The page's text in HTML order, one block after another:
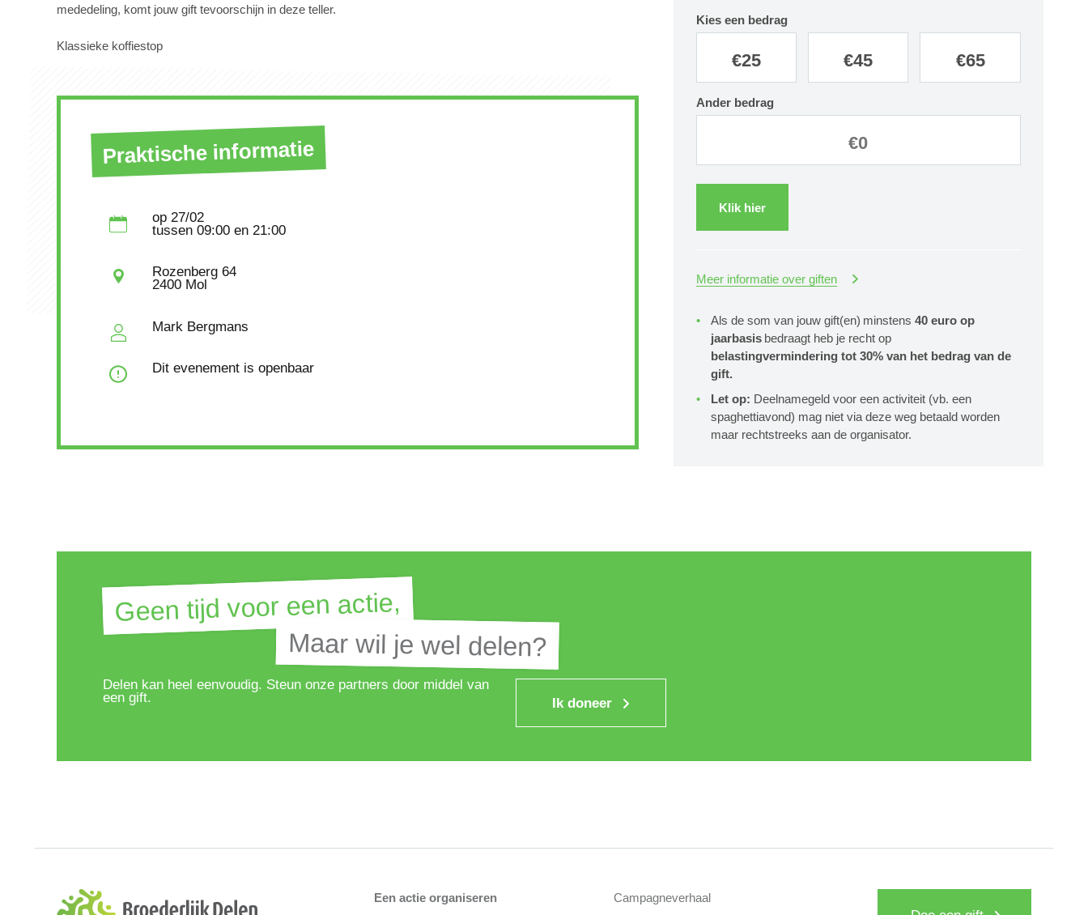
mededeling, komt jouw gift tevoorschijn in deze teller.
Klassieke koffiestop
Praktische informatie
op 27/02
tussen 09:00en 21:00
Rozenberg 64
2400 Mol
Mark Bergmans
Dit evenement is openbaar
Kies een bedrag
€25 €45 €65
Ander bedrag
Klik hier
Meer informatie over giften
Als de som van jouw gift(en) minstens40 euro op
jaarbasis bedraagt heb je recht op
belastingvermindering tot 30% van het bedrag van de
gift.
Let op: Deelnamegeld voor een activiteit (vb. een
spaghettiavond) mag niet via deze weg betaald worden
maar rechtstreeks aan de organisator.
Geen tijd voor een actie,
Geen tijd voor een actie,
Maar wil je wel delen?
Maar wil je wel delen?
Delen kan heel eenvoudig. Steun onze partners door middel van
een gift.
Ik doneer
Een actie organiseren Campagneverhaal